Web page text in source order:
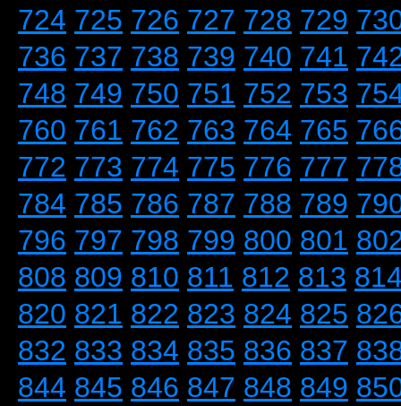
724 725 726 727 728 729
736 737 738 739 740 741
748 749 750 751 752 753
760 761 762 763 764 765
772 773 774 775 776 777
784 785 786 787 788 789
796 797 798 799 800 801
808 809 810 811 812 813
820 821 822 823 824 825
832 833 834 835 836 837
844 845 846 847 848 849